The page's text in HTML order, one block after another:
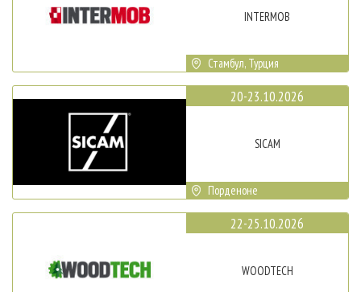
INTERMOB
Стамбул, Турция
20-23.10.2026
SICAM
Порденоне
22-25.10.2026
WOODTECH